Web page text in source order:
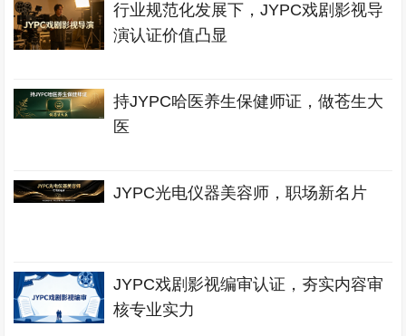
行业规范化发展下，JYPC戏剧影视导
演认证价值凸显
持JYPC哈医养生保健师证，做苍生大
医
JYPC光电仪器美容师，职场新名片
JYPC戏剧影视编审认证，夯实内容审
核专业实力